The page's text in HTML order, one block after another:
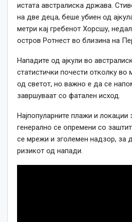
истата австралиска држава.
на две деца, беше убиен од
метри кај гребенот Хорсшу,
остров Ротнест во близина на
Нападите од ајкули во
статистички почести отколку во
од светот, но важно е да се
завршуваат со фатален исход.
Најпопуларните плажи и
генерално се опремени со
се мрежи и зголемен надзор, за
ризикот од напади.